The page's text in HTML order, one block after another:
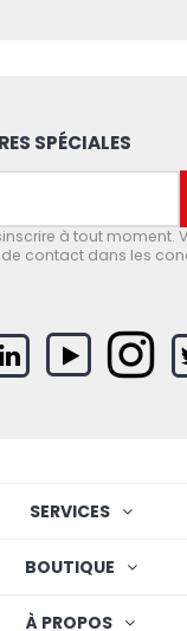
SPÉCIALES
à tout moment.
contact dans les
SERVICES
BOUTIQUE
À PROPOS